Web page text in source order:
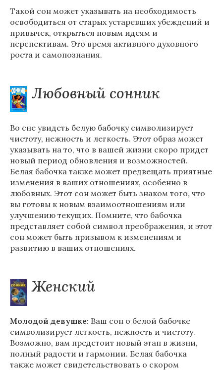
Такой сон может указывать на необходимость
освободиться от старых устаревших убеждений и
привычек, открыться новым идеям и
перспективам. Это время активного духовного
роста и самопознания.
Любовный сонник
Во сне увидеть белую бабочку символизирует
чистоту, нежность и легкость. Этот образ может
указывать на то, что в вашей жизни скоро придет
новый период обновления и возможностей.
Белая бабочка также может предвещать приятные
изменения в ваших отношениях, особенно в
любовных. Этот сон может быть знаком того, что
вы готовы к новым взаимоотношениям или
улучшению текущих. Помните, что бабочка
представляет собой символ преображения, и этот
сон может быть призывом к изменениям и
развитию в ваших отношениях.
Женский
Молодой девушке: Ваш сон о белой бабочке
символизирует легкость, нежность и чистоту.
Возможно, вам предстоит новый этап в жизни,
полный радости и гармонии. Белая бабочка
также может свидетельствовать о скором